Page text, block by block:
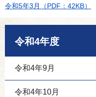
令和5年3月（PDF：42KB）
令和4年度
令和4年9月
令和4年10月